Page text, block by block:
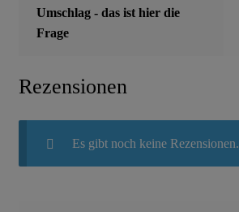
Umschlag - das ist hier die
Frage
Rezensionen
Es gibt noch keine Rezensionen.